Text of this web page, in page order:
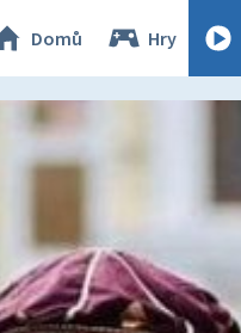
Domů Hry